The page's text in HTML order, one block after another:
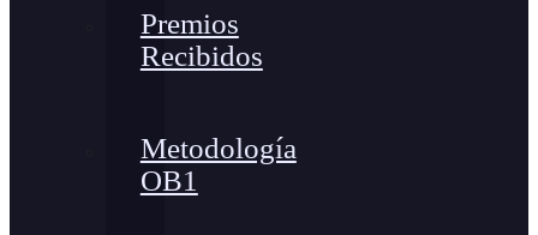
Premios
Recibidos
Metodología
OB1